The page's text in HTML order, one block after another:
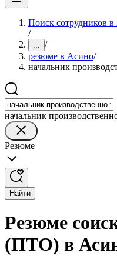
Поиск сотрудников
/
... /
резюме в Асино/
начальник
начальник
Резюме
Найти
Резюме
(ПТО) в